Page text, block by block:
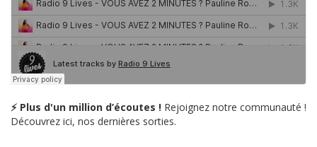
⚡ Plus d'un million d’écoutes ! Rejoignez notre communauté !
Découvrez ici, nos dernières sorties.